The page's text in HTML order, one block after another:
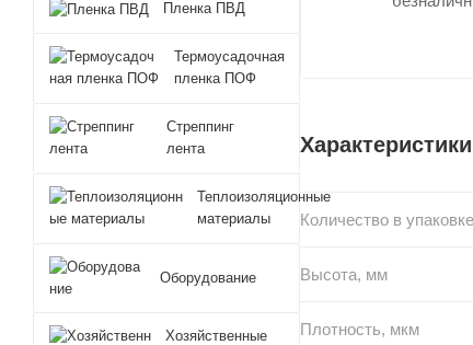
Характеристики
Количество в упаковке
Высота, мм
Плотность, мкм
Пленка ПВД
Термоусадочная
пленка ПОФ
Стреппинг
лента
Теплоизоляционные
материалы
Оборудование
Хозяйственные